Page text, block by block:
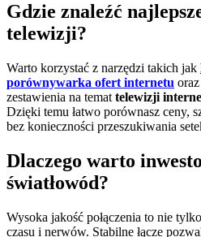
Gdzie znaleźć
telewizji?
Warto korzystać z narzędzi takich jak
porównywarka ofert internetu
zestawienia na temat telewizji
Dzięki temu łatwo porównasz ceny,
bez konieczności przeszukiwania
Dlaczego warto
światłowód?
Wysoka jakość połączenia to nie
czasu i nerwów. Stabilne łącze